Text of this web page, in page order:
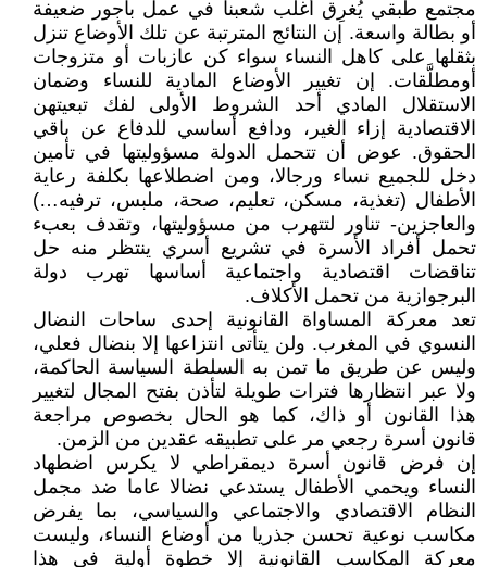
مجتمع طبقي يُغرِق أغلب شعبنا في عمل بأجور ضعيفة
أو بطالة واسعة. إن النتائج المترتبة عن تلك الأوضاع تنزل
بثقلها على كاهل النساء سواء كن عازبات أو متزوجات
أومطلَّقات. إن تغيير الأوضاع المادية للنساء وضمان
الاستقلال المادي أحد الشروط الأولى لفك تبعيتهن
الاقتصادية إزاء الغير، ودافع أساسي للدفاع عن باقي
الحقوق. عوض أن تتحمل الدولة مسؤوليتها في تأمين
دخل للجميع نساء ورجالا، ومن اضطلاعها بكلفة رعاية
الأطفال (تغذية، مسكن، تعليم، صحة، ملبس، ترفيه…)
والعاجزين- تناور لتتهرب من مسؤوليتها، وتقدف بعبء
تحمل أفراد الأسرة في تشريع أسري ينتظر منه حل
تناقضات اقتصادية واجتماعية أساسها تهرب دولة
البرجوازية من تحمل الأكلاف.
تعد معركة المساواة القانونية إحدى ساحات النضال
النسوي في المغرب. ولن يتأتى انتزاعها إلا بنضال فعلي،
وليس عن طريق ما تمن به السلطة السياسة الحاكمة،
ولا عبر انتظارها فترات طويلة لتأذن بفتح المجال لتغيير
هذا القانون أو ذاك، كما هو الحال بخصوص مراجعة
قانون أسرة رجعي مر على تطبيقه عقدين من الزمن.
إن فرض قانون أسرة ديمقراطي لا يكرس اضطهاد
النساء ويحمي الأطفال يستدعي نضالا عاما ضد مجمل
النظام الاقتصادي والاجتماعي والسياسي، بما يفرض
مكاسب نوعية تحسن جذريا من أوضاع النساء، وليست
معركة المكاسب القانونية إلا خطوة أولية في هذا